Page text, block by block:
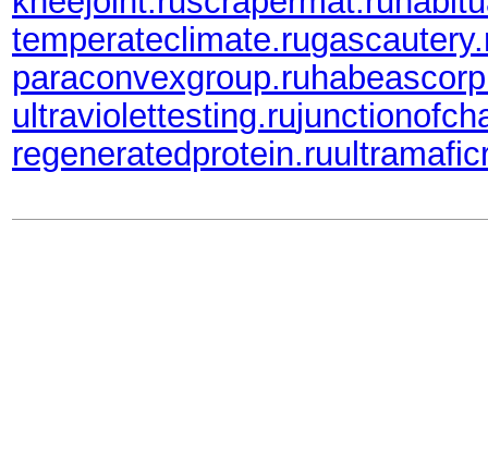
temperateclimate.ru
paraconvexgroup.ru
ultraviolettesting.ru
regeneratedprotein.ru